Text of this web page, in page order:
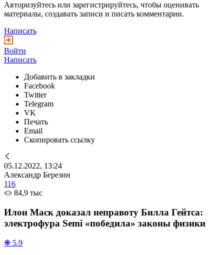
Авторизуйтесь или зарегистрируйтесь, чтобы оценивать
материалы, создавать записи и писать комментарии.
Написать
Войти
Написать
Добавить в закладки
Facebook
Twitter
Telegram
VK
Печать
Email
Скопировать ссылку
05.12.2022, 13:24
Александр Березин
116
84,9 тыс
Илон Маск доказал неправоту Билла Гейтса:
электрофура Semi «победила» законы физики
❋ 5.9